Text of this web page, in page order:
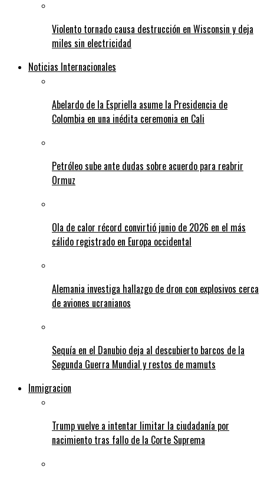
Violento tornado causa destrucción en Wisconsin y deja
miles sin electricidad
Noticias Internacionales
Abelardo de la Espriella asume la Presidencia de
Colombia en una inédita ceremonia en Cali
Petróleo sube ante dudas sobre acuerdo para reabrir
Ormuz
Ola de calor récord convirtió junio de 2026 en el más
cálido registrado en Europa occidental
Alemania investiga hallazgo de dron con explosivos cerca
de aviones ucranianos
Sequía en el Danubio deja al descubierto barcos de la
Segunda Guerra Mundial y restos de mamuts
Inmigracion
Trump vuelve a intentar limitar la ciudadanía por
nacimiento tras fallo de la Corte Suprema